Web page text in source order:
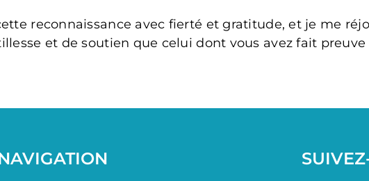
reconnaissance avec fierté et gratitude, et je me
et de soutien que celui dont vous avez fait preuve